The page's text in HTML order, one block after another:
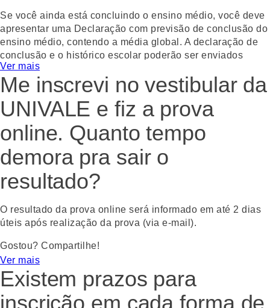
Se você ainda está concluindo o ensino médio, você deve
apresentar uma Declaração com previsão de conclusão do
ensino médio, contendo a média global. A declaração de
conclusão e o histórico escolar poderão ser enviados
posteriormente, após a conclusão do ano letivo, para o e-
mailmatriculagraduacao@univale.br. Se você já concluiu
o ensino médio, você deve apresentar a Declaração de
Conclusão do Ensino Médio no momento da matrícula. O
histórico escolar deve ser enviado para o e-mail
matriculagraduacao@univale.br
após a emissão do
documento. Verifique os prazos no Edital do processo
seletivo.
Gostou? Compartilhe!
WhatsApp
Facebook
Twitter
Email
Ver mais
Me inscrevi no vestibular da
UNIVALE e fiz a prova
online. Quanto tempo
demora pra sair o
resultado?
O resultado da prova online será informado em até 2 dias
úteis após realização da prova (via e-mail).
Gostou? Compartilhe!
WhatsApp
Facebook
Twitter
Email
Ver mais
Existem prazos para
inscrição em cada forma de